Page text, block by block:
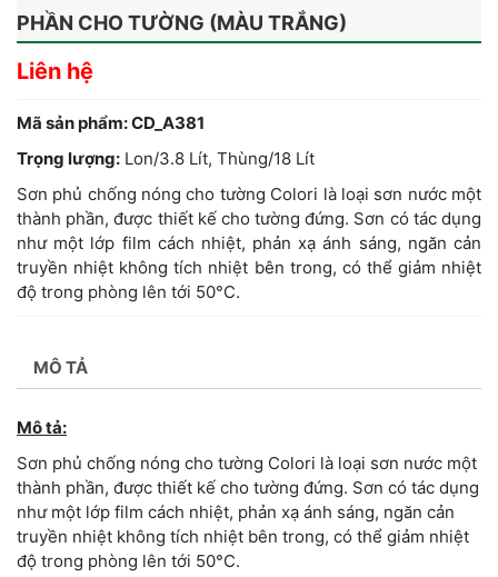
PHẦN CHO TƯỜNG (MÀU TRẮNG)
Liên hệ
Mã sản phẩm: CD_A381
Trọng lượng: Lon/3.8 Lít, Thùng/18 Lít
Sơn phủ chống nóng cho tường Colori là loại sơn nước một
thành phần, được thiết kế cho tường đứng. Sơn có tác dụng
như một lớp film cách nhiệt, phản xạ ánh sáng, ngăn cản
truyền nhiệt không tích nhiệt bên trong, có thể giảm nhiệt
độ trong phòng lên tới 50°C.
MÔ TẢ
Mô tả:
Sơn phủ chống nóng cho tường Colori là loại sơn nước một
thành phần, được thiết kế cho tường đứng. Sơn có tác dụng
như một lớp film cách nhiệt, phản xạ ánh sáng, ngăn cản
truyền nhiệt không tích nhiệt bên trong, có thể giảm nhiệt
độ trong phòng lên tới 50°C.